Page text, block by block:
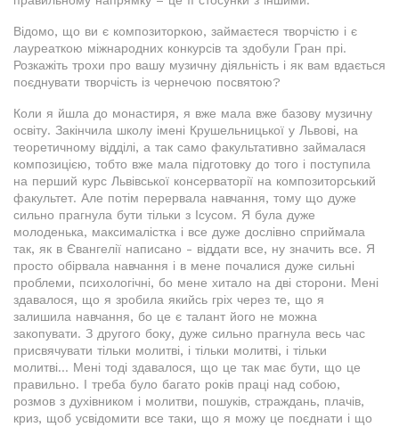
Відомо, що ви є композиторкою, займаєтеся творчістю і є
лауреаткою міжнародних конкурсів та здобули Гран прі.
Розкажіть трохи про вашу музичну діяльність і як вам вдається
поєднувати творчість із чернечою посвятою?
Коли я йшла до монастиря, я вже мала вже базову музичну
освіту. Закінчила школу імені Крушельницької у Львові, на
теоретичному відділі, а так само факультативно займалася
композицією, тобто вже мала підготовку до того і поступила
на перший курс Львівської консерваторії на композиторський
факультет. Але потім перервала навчання, тому що дуже
сильно прагнула бути тільки з Ісусом. Я була дуже
молоденька, максималістка і все дуже дослівно сприймала
так, як в Євангелії написано - віддати все, ну значить все. Я
просто обірвала навчання і в мене почалися дуже сильні
проблеми, психологічні, бо мене хитало на дві сторони. Мені
здавалося, що я зробила якийсь гріх через те, що я
залишила навчання, бо це є талант його не можна
закопувати. З другого боку, дуже сильно прагнула весь час
присвячувати тільки молитві, і тільки молитві, і тільки
молитві... Мені тоді здавалося, що це так має бути, що це
правильно. І треба було багато років праці над собою,
розмов з духівником і молитви, пошуків, страждань, плачів,
криз, щоб усвідомити все таки, що я можу це поєднати і що